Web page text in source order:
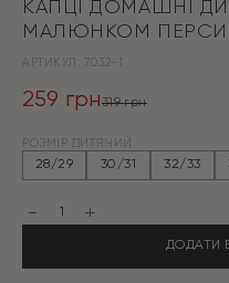
КАПЦІ ДОМАШНІ
МАЛЮНКОМ
АРТИКУЛ: 7032-1
319грн
ціна:
319 грн.
259 грн
ціна:
259 грн.
РОЗМІР ДИТЯЧИЙ
28/29 30/31 32/33
домашні
ДОДАТИ